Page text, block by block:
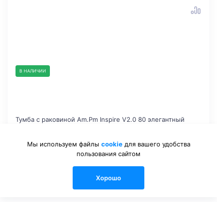
В НАЛИЧИИ
Тумба с раковиной Am.Pm Inspire V2.0 80 элегантный
Цвет: серый
Мы используем файлы cookieдля вашего удобства
пользования сайтом
Хорошо